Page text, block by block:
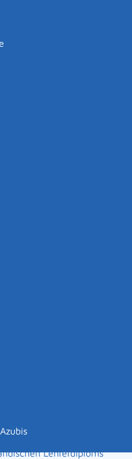
Heimerzieher,
mit ausländischer
zur Führung der
Eintritt in den
langjährig Versicherte
Menschen
ausstellen
gentechnischer
beantragen
einer Ökokonto-
innerhalb derselben
oder bei Bezug von
der Hochschule
melden
Stiftung
beantragen
oder
Stelle) nach
Lehrerdiploms